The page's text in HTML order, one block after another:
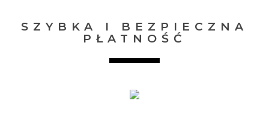
SZYBKA I BEZPIECZNA
PŁATNOŚĆ